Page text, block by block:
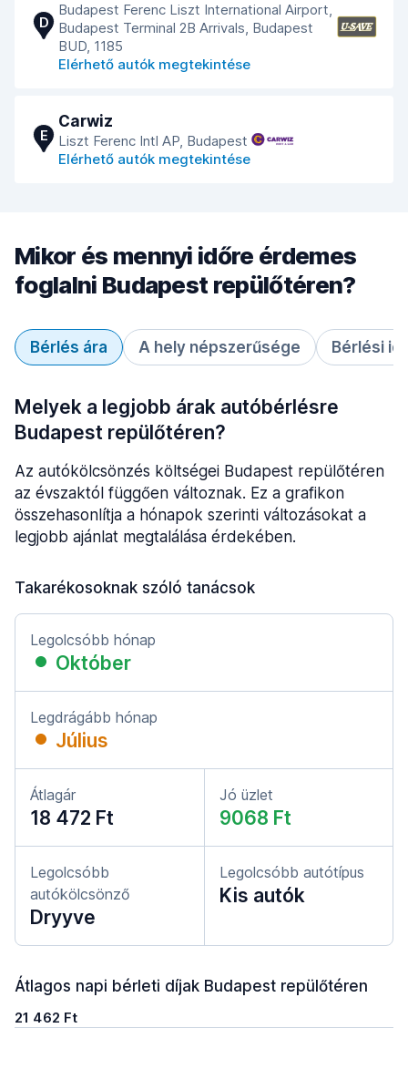
D
Budapest Ferenc Liszt International Airport,
Budapest Terminal 2B Arrivals, Budapest
BUD, 1185
Elérhető autók megtekintése
E
Carwiz
Liszt Ferenc Intl AP, Budapest
Elérhető autók megtekintése
Mikor és mennyi időre érdemes
foglalni Budapest repülőtéren?
Bérlés ára A hely népszerűsége Bérlési
Melyek a legjobb árak autóbérlésre
Budapest repülőtéren?
Az autókölcsönzés költségei Budapest repülőtéren
az évszaktól függően változnak. Ez a grafikon
összehasonlítja a hónapok szerinti változásokat a
legjobb ajánlat megtalálása érdekében.
Takarékosoknak szóló tanácsok
Legolcsóbb hónap
Október
Legdrágább hónap
Július
Átlagár
18 472 Ft
Jó üzlet
9068 Ft
Legolcsóbb
autókölcsönző
Dryyve
Legolcsóbb autótípus
Kis autók
Átlagos napi bérleti díjak Budapest repülőtéren
21 462 Ft